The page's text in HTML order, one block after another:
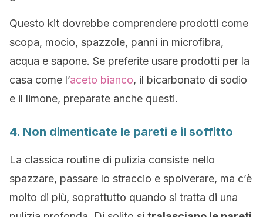
Questo kit dovrebbe comprendere prodotti come
scopa, mocio, spazzole, panni in microfibra,
acqua e sapone. Se preferite usare prodotti per la
casa come l’aceto bianco, il bicarbonato di sodio
e il limone, preparate anche questi.
4. Non dimenticate le pareti e il soffitto
La classica routine di pulizia consiste nello
spazzare, passare lo straccio e spolverare, ma c’è
molto di più, soprattutto quando si tratta di una